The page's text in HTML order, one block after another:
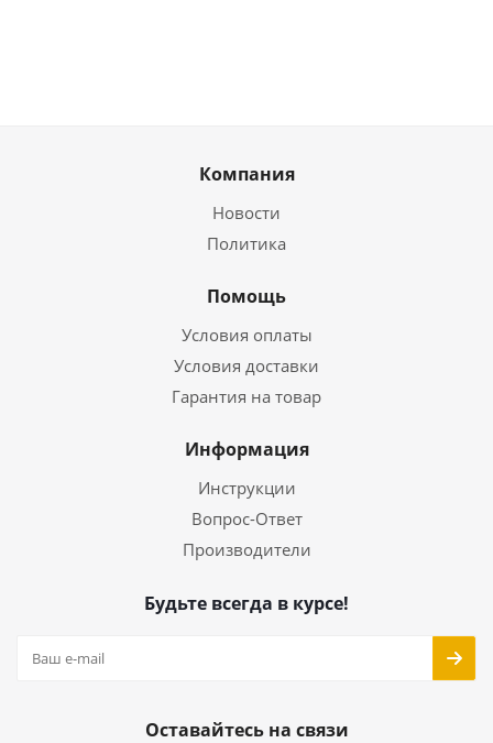
Компания
Новости
Политика
Помощь
Условия оплаты
Условия доставки
Гарантия на товар
Информация
Инструкции
Вопрос-Ответ
Производители
Будьте всегда в курсе!
Оставайтесь на связи